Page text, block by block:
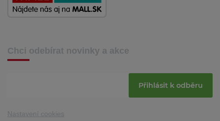
Chci odebírat novinky a akce
Přihlásit k odběru
Nastavení cookies